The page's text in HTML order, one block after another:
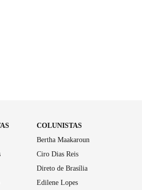
COLUNISTAS
Bertha Maakaroun
Ciro Dias Reis
Direto de Brasília
Edilene Lopes